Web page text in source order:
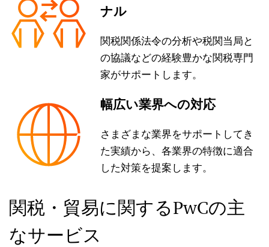
ナル
関税関係法令の分析や税関当局と
の協議などの経験豊かな関税専門
家がサポートします。
幅広い業界への対応
さまざまな業界をサポートしてき
た実績から、各業界の特徴に適合
した対策を提案します。
関税・貿易に関するPwCの主
なサービス